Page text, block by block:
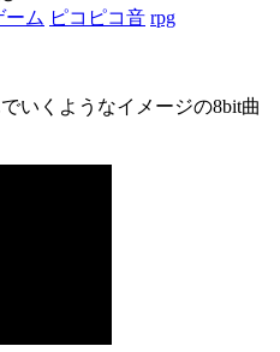
ーム ピコピコ音 rpg
いくようなイメージの8bit曲